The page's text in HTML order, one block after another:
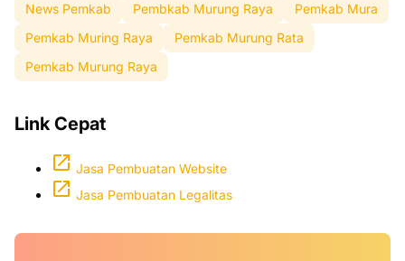
News Pemkab
Pembkab Murung Raya
Pemkab Mura
Pemkab Muring Raya
Pemkab Murung Rata
Pemkab Murung Raya
Link Cepat
Jasa Pembuatan Website
Jasa Pembuatan Legalitas